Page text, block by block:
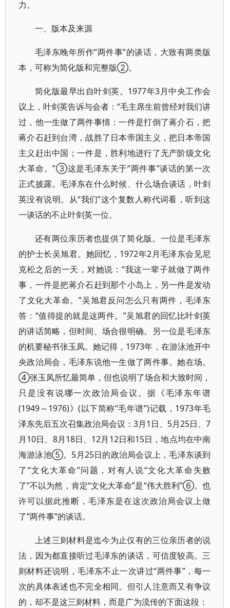
力。
一、版本及来源
毛泽东晚年所作“两件事”的谈话，大致有两类版
本，可称为简化版和完整版②。
简化版最早出自叶剑英。1977年3月中央工作会
议上，叶剑英告诉与会者：“毛主席生前曾经对我们讲
过，他一生做了两件事情：一件是打倒了蒋介石，把
蒋介石赶到台湾，战胜了日本帝国主义，把日本帝国
主义赶出中国；一件是，胜利地进行了无产阶级文化
大革命。”③这是毛泽东关于“两件事”谈话的第一次
正式披露。毛泽东在什么时候、什么场合谈话，叶剑
英没有说明。从“我们”这个复数人称代词看，听到这
一谈话的不止叶剑英一位。
还有两位亲历者也提供了简化版。一位是毛泽东
的护士长吴旭君。她回忆，1972年2月毛泽东会见尼
克松之后的一天，对她说：“我这一辈子就做了两件
事，一件是把蒋介石赶到那个小岛上，另一件是发动
了文化大革命。”吴旭君反问怎么只有两件，毛泽东
答：“值得提的就是这两件。”吴旭君的回忆比叶剑英
的讲话简略，但时间、场合很明确。另一位是毛泽东
的机要秘书张玉凤。她记得，1973年，在游泳池开中
央政治局会，毛泽东说他一生做了两件事。她在场。
④张玉凤所忆最简单，但也说明了场合和大致时间，
只是没有说哪一次政治局会议。据《毛泽东年谱
(1949～1976)》(以下简称“毛年谱”)记载，1973年毛
泽东先后五次召集政治局会议：3月1日、5月25日、7
月10日、8月18日、12月12日和15日，地点均在中南
海游泳池⑤。5月25日的政治局会议上，毛泽东谈到
了“文化大革命”问题，对有人说“文化大革命失败
了”不以为然，肯定“文化大革命”是“伟大胜利”⑥。也
许可以据此推断，毛泽东是在这次政治局会议上做
了“两件事”的谈话。
上述三则材料是迄今为止仅有的三位亲历者的说
法，因为都直接听过毛泽东的谈话，可信度较高。三
则材料还说明，毛泽东不止一次讲过“两件事”，每一
次的具体表述也不完全相同。但引人注意而又有争议
的，却不是这三则材料，而是广为流传的下面这段：